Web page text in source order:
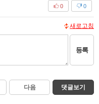
0
0
새로고침
등록
다음 댓글보기